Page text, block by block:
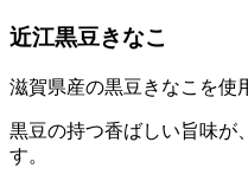
近江黒豆きなこ
滋賀県産の黒豆きなこを使
黒豆の持つ香ばしい旨味が
す。